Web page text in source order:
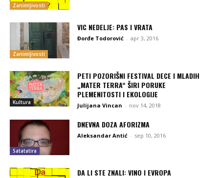
Zanimljivosti
Zanimljivosti
VIC NEDELJE: PAS I VRATA
Đorđe Todorović - apr 3, 2016
Kultura
PETI POZORIŠNI FESTIVAL DECE I MLADIH
„MATER TERRA“ ŠIRI PORUKE
PLEMENITOSTI I EKOLOGIJE
Julijana Vincan - nov 14, 2018
Satatatira
DNEVNA DOZA AFORIZMA
Aleksandar Antić - sep 10, 2016
DA LI STE ZNALI: VINO I EVROPA